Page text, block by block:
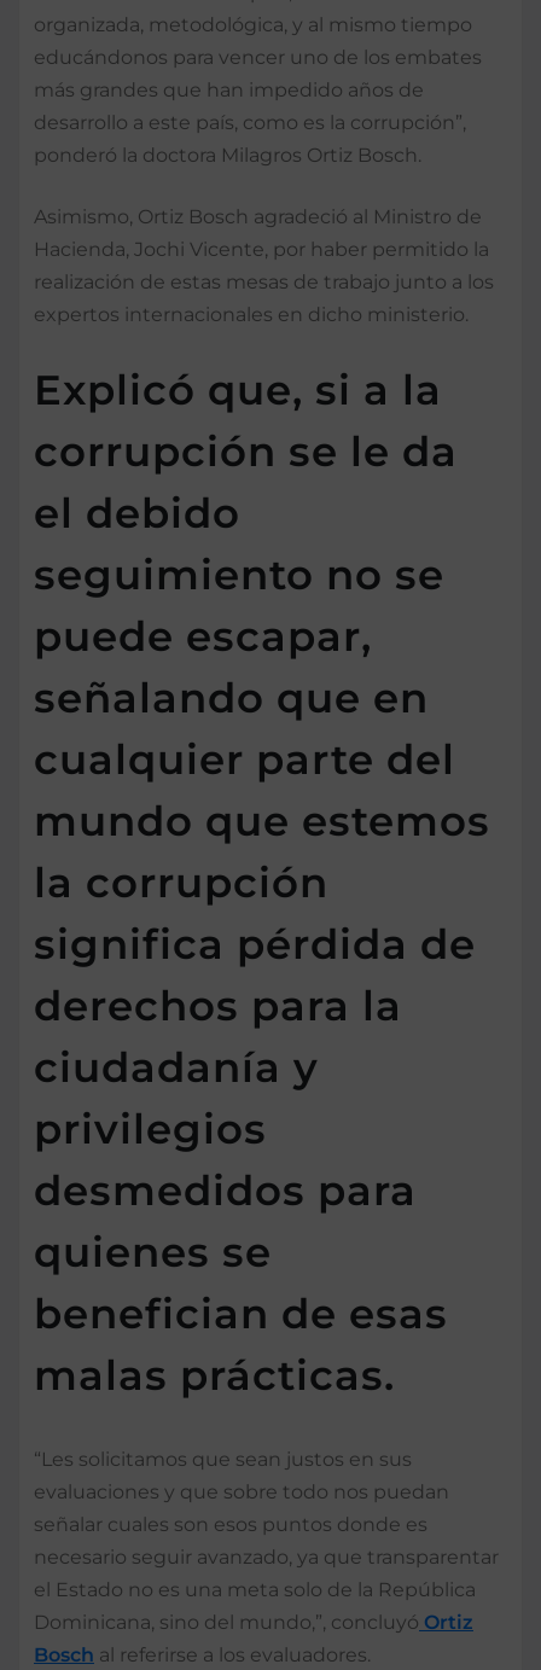
organizada, metodológica, y al mismo tiempo
educándonos para vencer uno de los embates
más grandes que han impedido años de
desarrollo a este país, como es la corrupción”,
ponderó la doctora Milagros Ortiz Bosch.
Asimismo, Ortiz Bosch agradeció al Ministro de
Hacienda, Jochi Vicente, por haber permitido la
realización de estas mesas de trabajo junto a los
expertos internacionales en dicho ministerio.
Explicó que, si a la
corrupción se le da
el debido
seguimiento no se
puede escapar,
señalando que en
cualquier parte del
mundo que estemos
la corrupción
significa pérdida de
derechos para la
ciudadanía y
privilegios
desmedidos para
quienes se
benefician de esas
malas prácticas.
“Les solicitamos que sean justos en sus
evaluaciones y que sobre todo nos puedan
señalar cuales son esos puntos donde es
necesario seguir avanzado, ya que transparentar
el Estado no es una meta solo de la República
Dominicana, sino del mundo,”, concluyó Ortiz
Bosch al referirse a los evaluadores.